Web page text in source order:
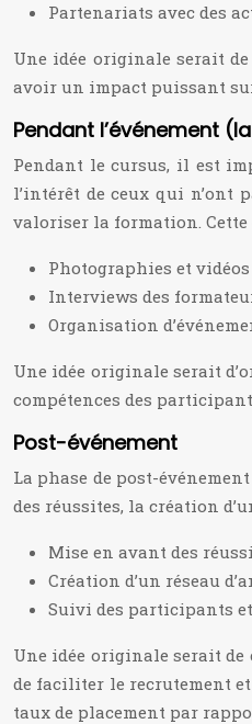
Partenariats avec des
Une idée originale serait
avoir un impact puissant
Pendant l’événement
Pendant le cursus, il est
l’intérêt de ceux qui n’ont
valoriser la formation.
Photographies et
Interviews des
Organisation
Une idée originale serait
compétences des
Post-événement
La phase de post-
des réussites, la création
Mise en avant des
Création d’un réseau
Suivi des participants
Une idée originale serait de
de faciliter le recrutement
taux de placement par